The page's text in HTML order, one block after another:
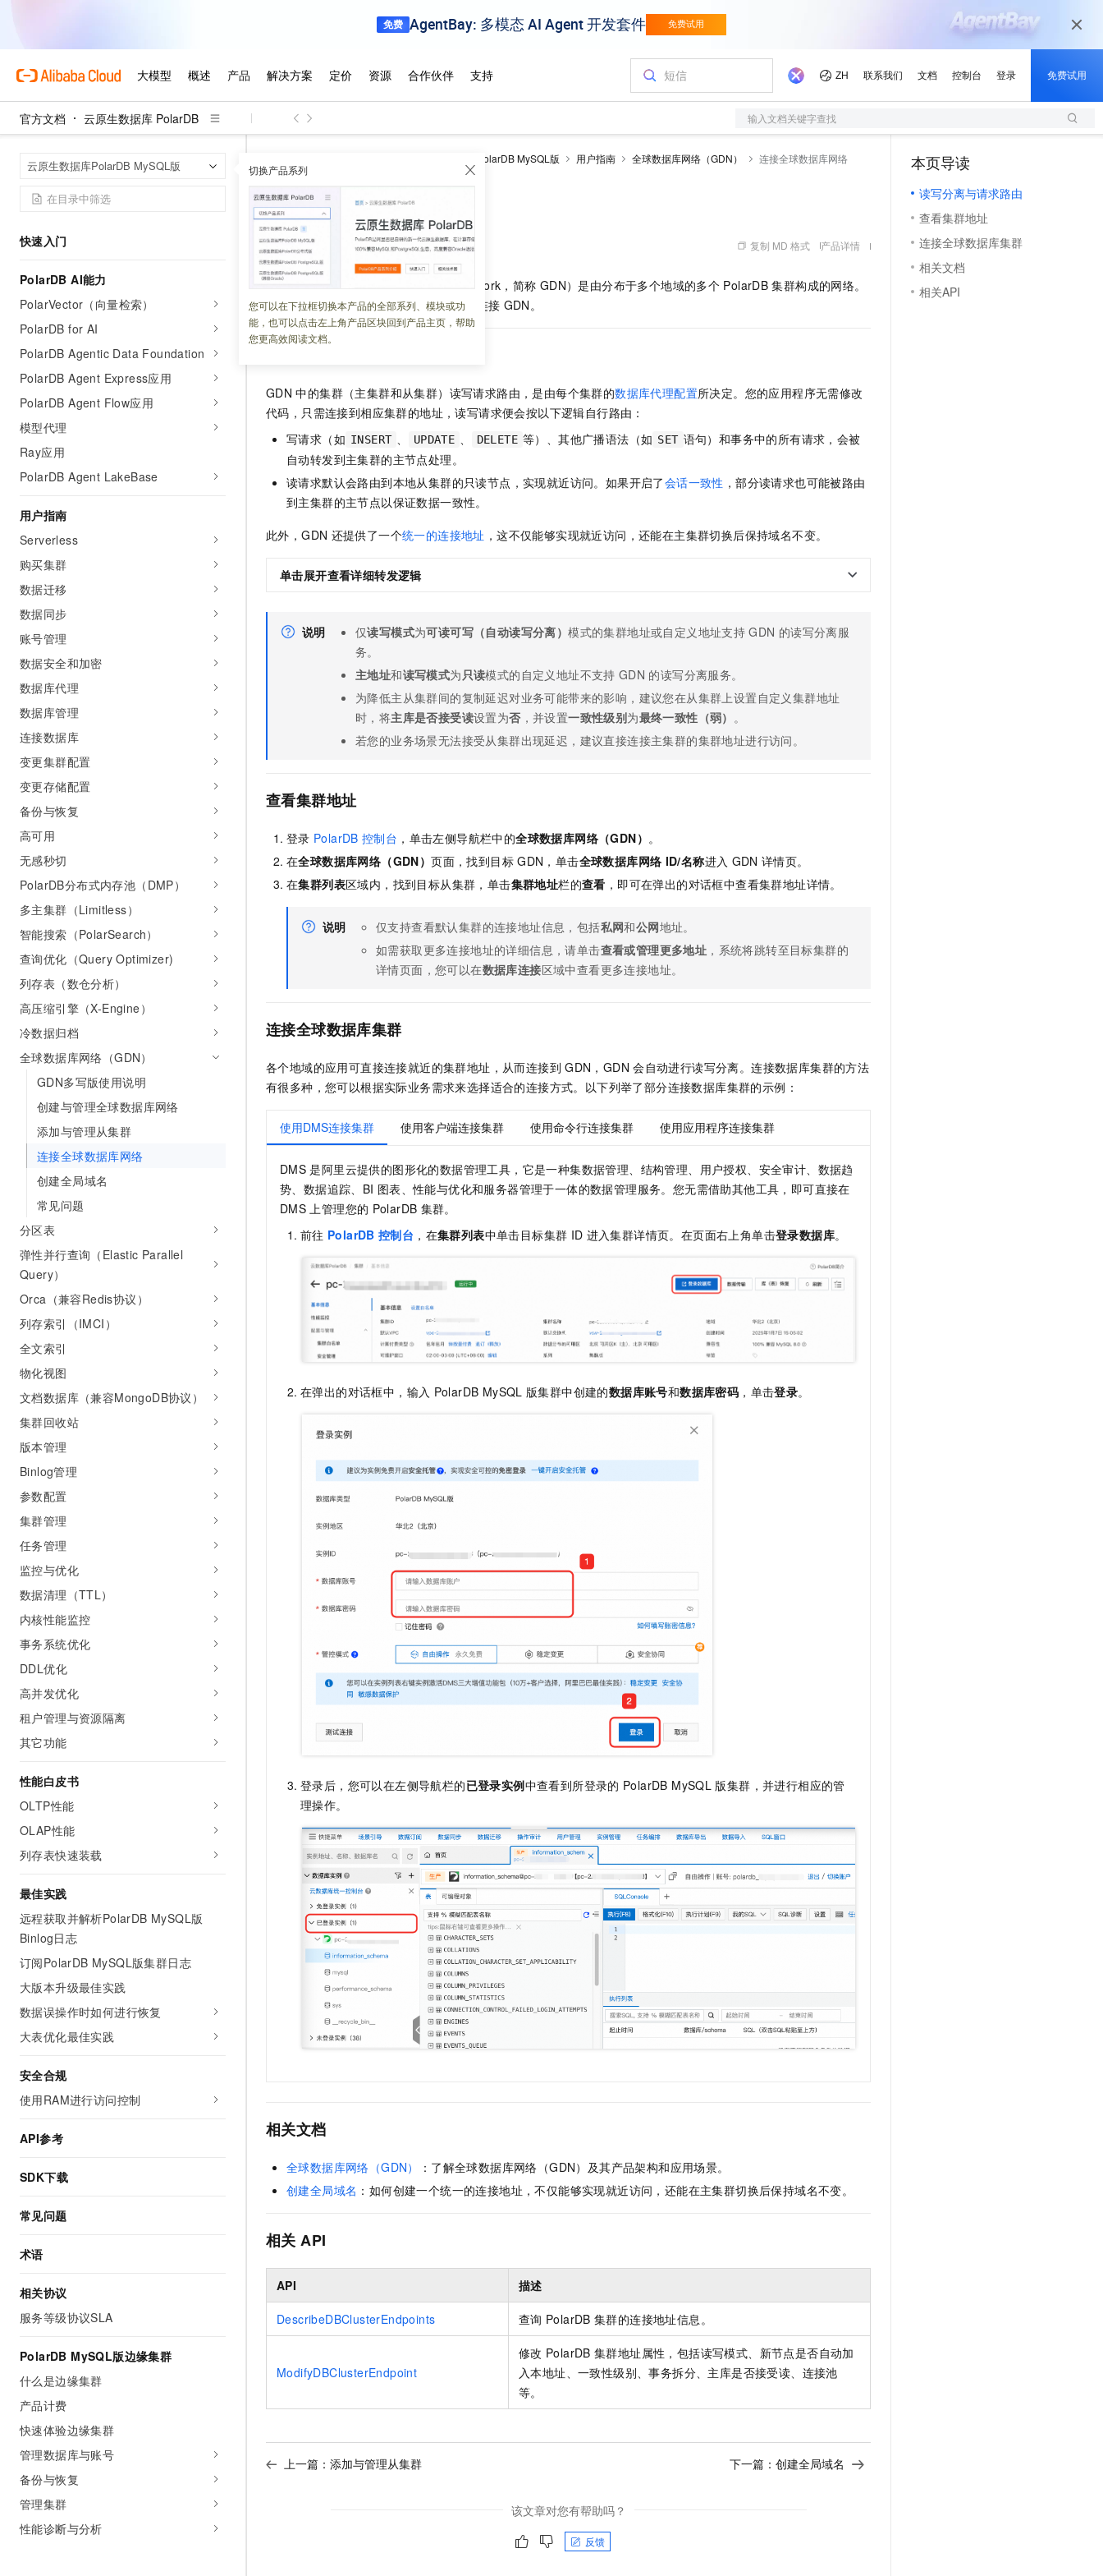
官方文档 云原生数据库 PolarDB 输入文档关键字查找
云原生数据库PolarDB MySQL版 切换产品系列
您可以在下拉框切换本产品的全部系列、模块或功
能，也可以点击左上角产品区块回到产品主页，帮助
您更高效阅读文档。
企业版计算节点规格
动态与公告
新功能发布记录
风险公告
快速入门
PolarDB AI能力
PolarVector（向量检索）
PolarDB for AI
PolarDB Agentic Data Foundation
PolarDB Agent Express应用
PolarDB Agent Flow应用
模型代理
Ray应用
PolarDB Agent LakeBase
用户指南
Serverless
购买集群
数据迁移
数据同步
账号管理
数据安全和加密
数据库代理
数据库管理
连接数据库
变更集群配置
变更存储配置
备份与恢复
高可用
无感秒切
PolarDB分布式内存池（DMP）
多主集群（Limitless）
智能搜索（PolarSearch）
查询优化（Query Optimizer)
列存表（数仓分析）
高压缩引擎（X-Engine）
冷数据归档
全球数据库网络（GDN）
GDN多写版使用说明
创建与管理全球数据库网络
添加与管理从集群
连接全球数据库网络
创建全局域名
常见问题
分区表
弹性并行查询（Elastic Parallel
Query）
Orca（兼容Redis协议）
列存索引（IMCI）
全文索引
物化视图
文档数据库（兼容MongoDB协议）
集群回收站
版本管理
Binlog管理
参数配置
集群管理
任务管理
监控与优化
数据清理（TTL）
内核性能监控
事务系统优化
DDL优化
高并发优化
租户管理与资源隔离
其它功能
性能白皮书
OLTP性能
OLAP性能
列存表快速装载
最佳实践
远程获取并解析PolarDB MySQL版
Binlog日志
订阅PolarDB MySQL版集群日志
大版本升级最佳实践
数据误操作时如何进行恢复
大表优化最佳实践
安全合规
使用RAM进行访问控制
API参考
SDK下载
常见问题
术语
相关协议
服务等级协议SLA
PolarDB MySQL版边缘集群
什么是边缘集群
产品计费
快速体验边缘集群
管理数据库与账号
备份与恢复
管理集群
性能诊断与分析
云原生数据库PolarDB MySQL版 用户指南 全球数据库网络（GDN） 连接全球数据库网络
连接全球数据库网络
更新时间： 2026-06-02 13:42:26 复制 MD 格式 产品详情
全球数据库网络（Global Database Network，简称 GDN）是由分布于多个地域的多个 PolarDB 集群构成的网络。
在本文介绍如何查看 GDN 的集群地址并连接 GDN。
GDN 中的集群（主集群和从集群）读写请求路由，是由每个集群的数据库代理配置所决定。您的应用程序无需修改
代码，只需连接到相应集群的地址，读写请求便会按以下逻辑自行路由：
写请求（如 INSERT 、 UPDATE 、 DELETE 等）、其他广播语法（如 SET 语句）和事务中的所有请求，会被
自动转发到主集群的主节点处理。
读请求默认会路由到本地从集群的只读节点，实现就近访问。如果开启了会话一致性 ，部分读请求也可能被路由
到主集群的主节点以保证数据一致性。
此外，GDN 还提供了一个统一的连接地址 ，这不仅能够实现就近访问，还能在主集群切换后保持域名不变。
单击展开查看详细转发逻辑
说明 仅读写模式为可读可写（自动读写分离）模式的集群地址或自定义地址支持 GDN 的读写分离服
务。
主地址和读写模式为只读模式的自定义地址不支持 GDN 的读写分离服务。
为降低主从集群间的复制延迟对业务可能带来的影响，建议您在从集群上设置自定义集群地址
时，将主库是否接受读设置为否，并设置一致性级别为最终一致性（弱） 。
若您的业务场景无法接受从集群出现延迟，建议直接连接主集群的集群地址进行访问。
查看集群地址
登录 PolarDB 控制台 ，单击左侧导航栏中的全球数据库网络（GDN） 。
在全球数据库网络（GDN）页面，找到目标 GDN，单击全球数据库网络 ID/名称进入 GDN 详情页。
在集群列表区域内，找到目标从集群，单击集群地址栏的查看 ，即可在弹出的对话框中查看集群地址详情。
说明 仅支持查看默认集群的连接地址信息，包括私网和公网地址。
如需获取更多连接地址的详细信息，请单击查看或管理更多地址 ，系统将跳转至目标集群的
详情页面，您可以在数据库连接区域中查看更多连接地址。
连接全球数据库集群
各个地域的应用可直接连接就近的集群地址，从而连接到 GDN，GDN 会自动进行读写分离。连接数据库集群的方法
有很多种，您可以根据实际业务需求来选择适合的连接方式。以下列举了部分连接数据库集群的示例：
使用DMS连接集群 使用客户端连接集群 使用命令行连接集群 使用应用程序连接集群
DMS 是阿里云提供的图形化的数据管理工具，它是一种集数据管理、结构管理、用户授权、安全审计、数据趋
势、数据追踪、BI 图表、性能与优化和服务器管理于一体的数据管理服务。您无需借助其他工具，即可直接在
DMS 上管理您的 PolarDB 集群。
前往 PolarDB 控制台 ，在集群列表中单击目标集群 ID 进入集群详情页。在页面右上角单击登录数据库。
在弹出的对话框中，输入 PolarDB MySQL 版集群中创建的数据库账号和数据库密码 ，单击登录。
登录后，您可以在左侧导航栏的已登录实例中查看到所登录的 PolarDB MySQL 版集群，并进行相应的管
理操作。
相关文档
全球数据库网络（GDN）
：了解全球数据库网络（GDN）及其产品架构和应用场景。
创建全局域名 ：如何创建一个统一的连接地址，不仅能够实现就近访问，还能在主集群切换后保持域名不变。
相关 API
API 描述
DescribeDBClusterEndpoints 查询 PolarDB 集群的连接地址信息。
ModifyDBClusterEndpoint
修改 PolarDB 集群地址属性，包括读写模式、新节点是否自动加
入本地址、一致性级别、事务拆分、主库是否接受读、连接池
等。
上一篇： 添加与管理从集群 下一篇： 创建全局域名
该文章对您有帮助吗？
反馈
本页导读
读写分离与请求路由
查看集群地址
连接全球数据库集群
相关文档
相关API